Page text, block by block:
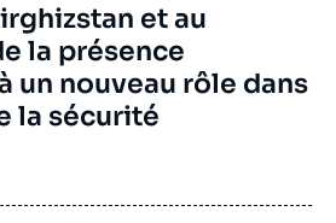
et au
la présence
un nouveau rôle dans
la sécurité